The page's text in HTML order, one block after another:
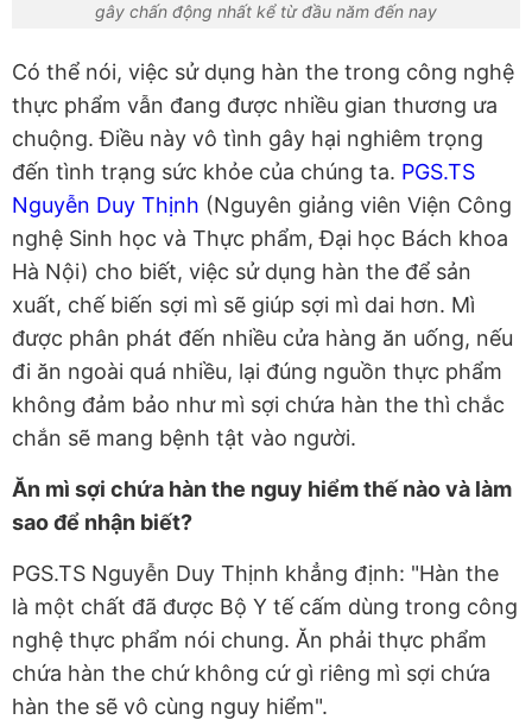
gây chấn động nhất kể từ đầu năm đến nay
Có thể nói, việc sử dụng hàn the trong công nghệ
thực phẩm vẫn đang được nhiều gian thương ưa
chuộng. Điều này vô tình gây hại nghiêm trọng
đến tình trạng sức khỏe của chúng ta. PGS.TS
Nguyễn Duy Thịnh (Nguyên giảng viên Viện Công
nghệ Sinh học và Thực phẩm, Đại học Bách khoa
Hà Nội) cho biết, việc sử dụng hàn the để sản
xuất, chế biến sợi mì sẽ giúp sợi mì dai hơn. Mì
được phân phát đến nhiều cửa hàng ăn uống, nếu
đi ăn ngoài quá nhiều, lại đúng nguồn thực phẩm
không đảm bảo như mì sợi chứa hàn the thì chắc
chắn sẽ mang bệnh tật vào người.
Ăn mì sợi chứa hàn the nguy hiểm thế nào và làm
sao để nhận biết?
PGS.TS Nguyễn Duy Thịnh khẳng định: "Hàn the
là một chất đã được Bộ Y tế cấm dùng trong công
nghệ thực phẩm nói chung. Ăn phải thực phẩm
chứa hàn the chứ không cứ gì riêng mì sợi chứa
hàn the sẽ vô cùng nguy hiểm".